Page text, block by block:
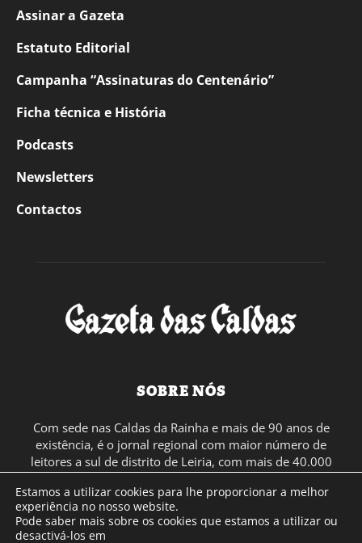
Assinar a Gazeta
Estatuto Editorial
Campanha “Assinaturas do Centenário”
Ficha técnica e História
Podcasts
Newsletters
Contactos
SOBRE NÓS
Com sede nas Caldas da Rainha e mais de 90 anos de
existência, é o jornal regional com maior número de
leitores a sul de distrito de Leiria, com mais de 40.000
em Portugal Continental e assinatura online.
Estamos a utilizar cookies para lhe proporcionar a melhor
experiência no nosso website.
Pode saber mais sobre os cookies que estamos a utilizar ou
desactivá-los em